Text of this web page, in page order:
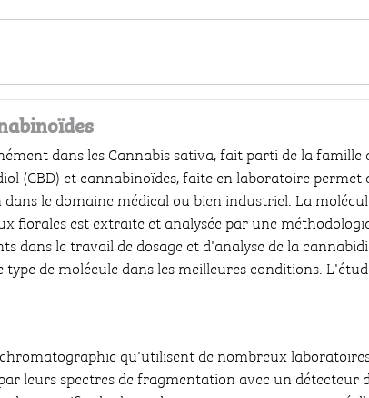
dans les Cannabis sativa, fait parti de la
(CBD) et cannabinoïdes, faite en laboratoire
le domaine médical ou bien industriel. La
florales est extraite et analysée par une
dans le travail de dosage et d'analyse de la
de molécule dans les meilleures conditions.
qu'utilisent de nombreux
leurs spectres de fragmentation avec un détecteur